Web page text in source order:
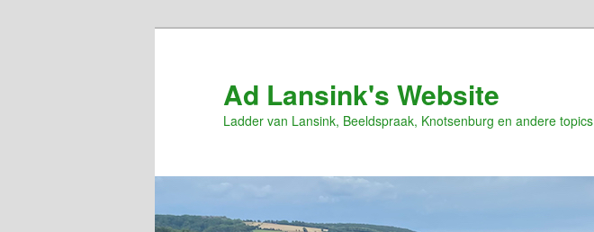
Ad Lansink's Website
Ladder van Lansink, Beeldspraak, Knotsenburg en andere topics